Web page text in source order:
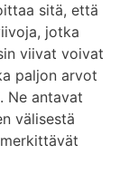
sitä, että
jotka
viivat voivat
paljon arvot
Ne antavat
välisestä